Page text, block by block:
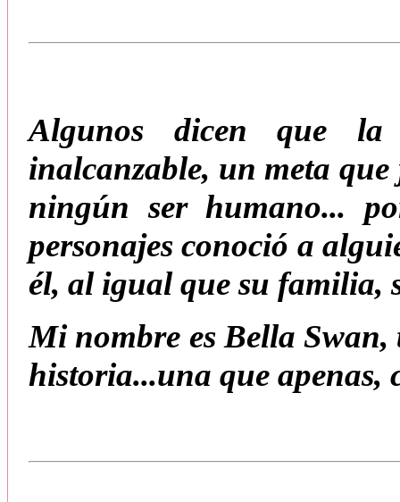
Algunos dicen que
inalcanzable, un meta
ningún ser humano...
personajes conoció a
él, al igual que su familia,
Mi nombre es Bella Swan,
historia...una que apenas,